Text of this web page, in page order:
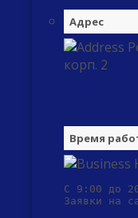
Адрес
корп. 2
Время
С 9:00 до
Заявки на